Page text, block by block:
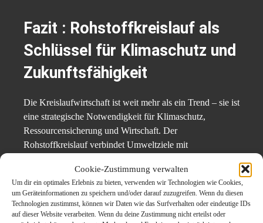
Cookie-Zustimmung verwalten
Um dir ein optimales Erlebnis zu bieten, verwenden wir Technologien wie Cookies,
um Geräteinformationen zu speichern und/oder darauf zuzugreifen. Wenn du diesen
Technologien zustimmst, können wir Daten wie das Surfverhalten oder eindeutige IDs
auf dieser Website verarbeiten. Wenn du deine Zustimmung nicht erteilst oder
Fazit : Rohstoffkreislauf als
Schlüssel für Klimaschutz und
Zukunftsfähigkeit
Die Kreislaufwirtschaft ist weit mehr als ein Trend – sie ist
eine strategische Notwendigkeit für Klimaschutz,
Ressourcensicherung und Wirtschaft. Der
Rohstoffkreislauf verbindet Umweltziele mit
autoverschrottung-greven.dezeigen im regionalen
Kontext, wie dieser Wandel praktisch funktioniert – lokal,
effizient und zukunftsorientiert.